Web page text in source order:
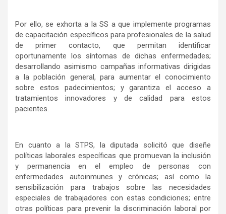
Por ello, se exhorta a la SS a que implemente programas
de capacitación específicos para profesionales de la salud
de primer contacto, que permitan identificar
oportunamente los síntomas de dichas enfermedades;
desarrollando asimismo campañas informativas dirigidas
a la población general, para aumentar el conocimiento
sobre estos padecimientos; y garantiza el acceso a
tratamientos innovadores y de calidad para estos
pacientes.
En cuanto a la STPS, la diputada solicitó que diseñe
políticas laborales específicas que promuevan la inclusión
y permanencia en el empleo de personas con
enfermedades autoinmunes y crónicas; así como la
sensibilización para trabajos sobre las necesidades
especiales de trabajadores con estas condiciones; entre
otras políticas para prevenir la discriminación laboral por